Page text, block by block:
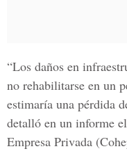
“Los daños en
no rehabilitarse en un
estimaría una pérdida
detalló en un informe
Empresa Privada